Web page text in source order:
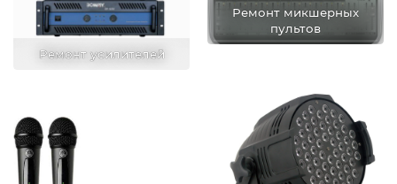
Ремонт усилителей
Ремонт микшерных
пультов